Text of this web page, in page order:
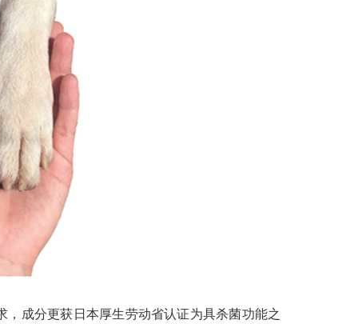
成分更获日本厚生劳动省认证为具杀菌功能之